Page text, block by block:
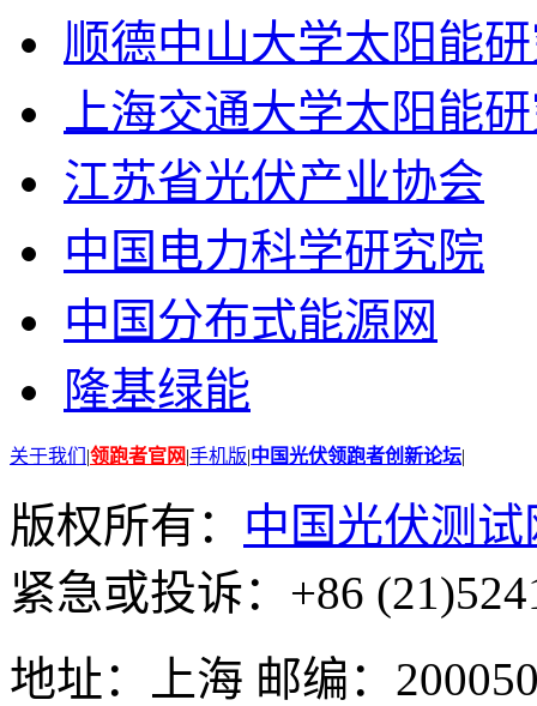
顺德中山大学太阳能
上海交通大学太阳能
江苏省光伏产业协会
中国电力科学研究院
中国分布式能源网
隆基绿能
关于我们 |领跑者官网|手机版|中国光伏领跑者创新论坛|
版权所有： 中国光伏测试
紧急或投诉：+86
地址：上海 邮编：